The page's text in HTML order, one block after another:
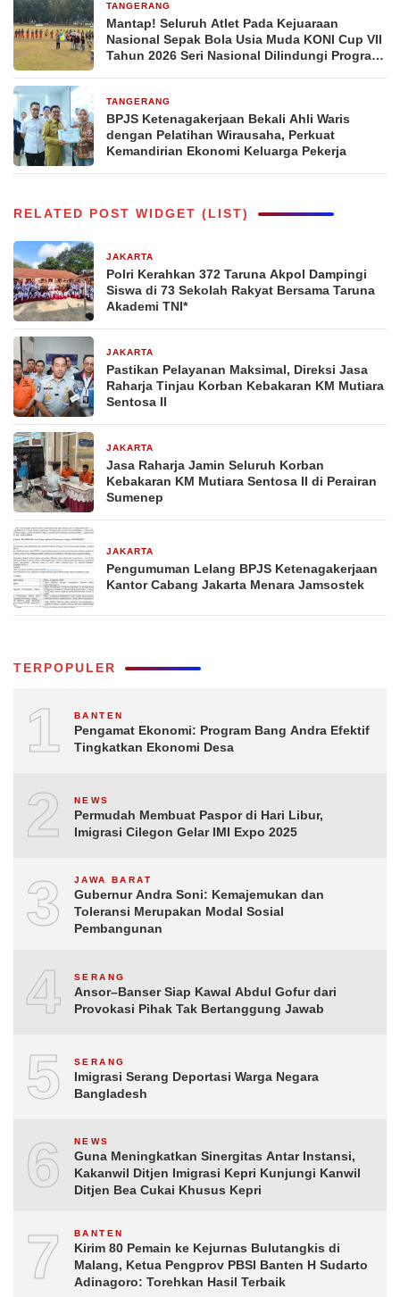
TANGERANG
Mantap! Seluruh Atlet Pada Kejuaraan
Nasional Sepak Bola Usia Muda KONI Cup VII
Tahun 2026 Seri Nasional Dilindungi Program
TANGERANG
BPJS Ketenagakerjaan Bekali Ahli Waris
dengan Pelatihan Wirausaha, Perkuat
Kemandirian Ekonomi Keluarga Pekerja
RELATED POST WIDGET (LIST)
JAKARTA
Polri Kerahkan 372 Taruna Akpol Dampingi
Siswa di 73 Sekolah Rakyat Bersama Taruna
Akademi TNI*
JAKARTA
Pastikan Pelayanan Maksimal, Direksi Jasa
Raharja Tinjau Korban Kebakaran KM Mutiara
Sentosa II
JAKARTA
Jasa Raharja Jamin Seluruh Korban
Kebakaran KM Mutiara Sentosa II di Perairan
Sumenep
JAKARTA
Pengumuman Lelang BPJS Ketenagakerjaan
Kantor Cabang Jakarta Menara Jamsostek
TERPOPULER
1 BANTEN
Pengamat Ekonomi: Program Bang Andra Efektif
Tingkatkan Ekonomi Desa
2 NEWS
Permudah Membuat Paspor di Hari Libur,
Imigrasi Cilegon Gelar IMI Expo 2025
3 JAWA BARAT
Gubernur Andra Soni: Kemajemukan dan
Toleransi Merupakan Modal Sosial
Pembangunan
4 SERANG
Ansor–Banser Siap Kawal Abdul Gofur dari
Provokasi Pihak Tak Bertanggung Jawab
5 SERANG
Imigrasi Serang Deportasi Warga Negara
Bangladesh
6 NEWS
Guna Meningkatkan Sinergitas Antar Instansi,
Kakanwil Ditjen Imigrasi Kepri Kunjungi Kanwil
Ditjen Bea Cukai Khusus Kepri
7 BANTEN
Kirim 80 Pemain ke Kejurnas Bulutangkis di
Malang, Ketua Pengprov PBSI Banten H Sudarto
Adinagoro: Torehkan Hasil Terbaik